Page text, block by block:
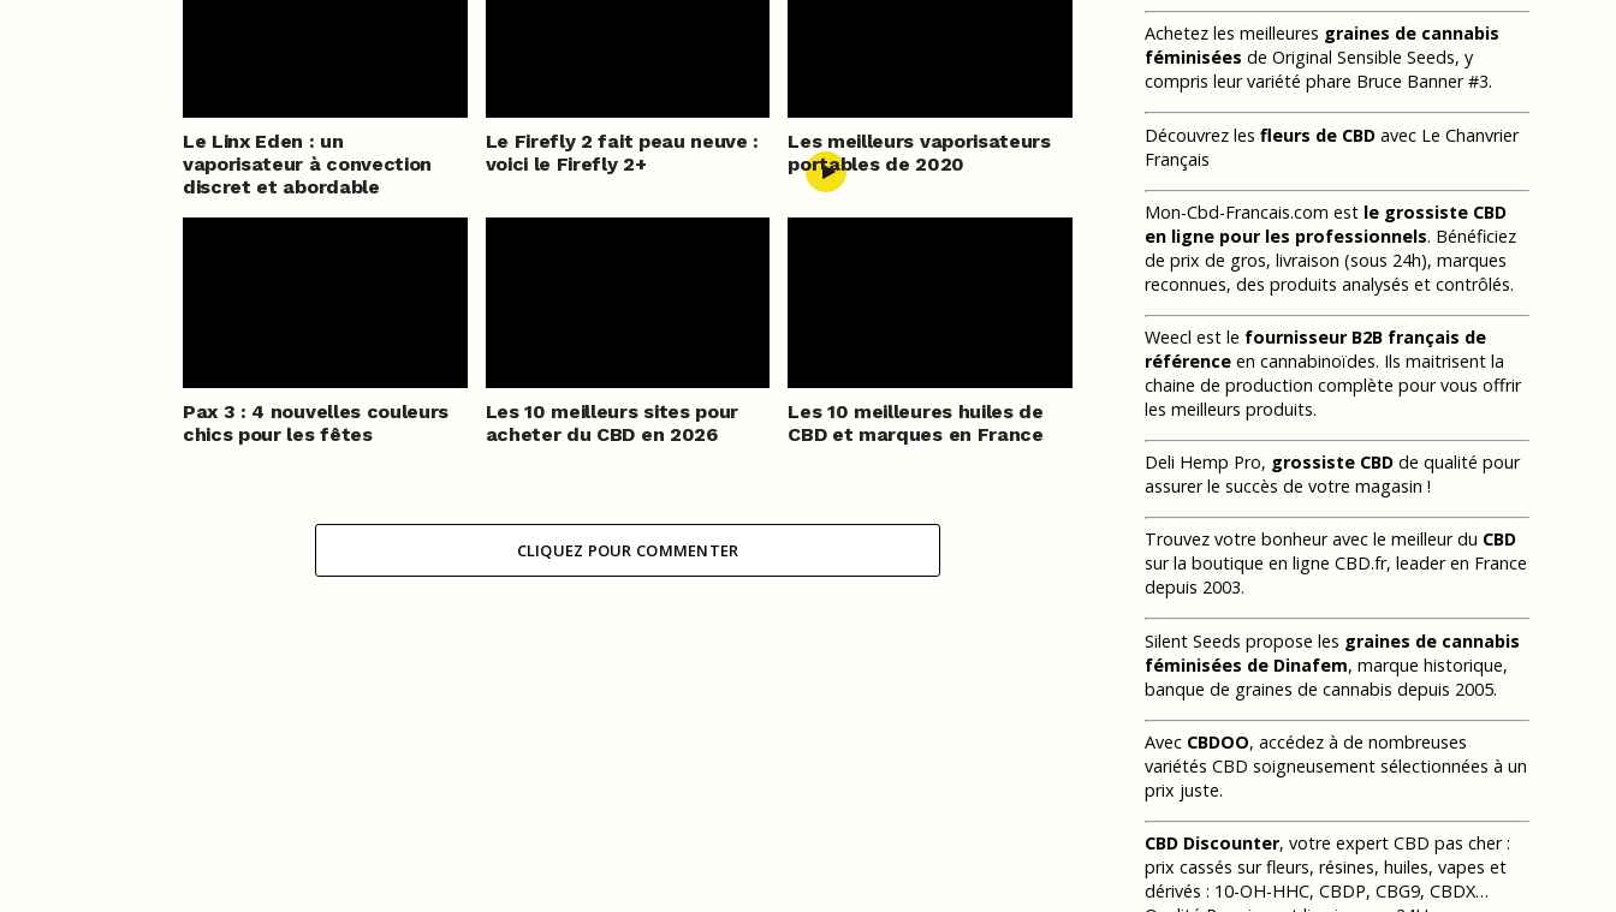
Le Linx Eden : un
vaporisateur à convection
discret et abordable
Le Firefly 2 fait peau neuve :
voici le Firefly 2+
Les meilleurs vaporisateurs
portables de 2020
Pax 3 : 4 nouvelles couleurs
chics pour les fêtes
Les 10 meilleurs sites pour
acheter du CBD en 2026
Les 10 meilleures huiles de
CBD et marques en France
CLIQUEZ POUR COMMENTER
Achetez les meilleures graines de cannabis
féminisées de Original Sensible Seeds, y
compris leur variété phare Bruce Banner #3.
Découvrez les fleurs de CBD avec Le Chanvrier
Français
Mon-Cbd-Francais.com est le grossiste CBD
en ligne pour les professionnels. Bénéficiez
de prix de gros, livraison (sous 24h), marques
reconnues, des produits analysés et contrôlés.
Weecl est le fournisseur B2B français de
référence en cannabinoïdes. Ils maitrisent la
chaine de production complète pour vous offrir
les meilleurs produits.
Deli Hemp Pro, grossiste CBD de qualité pour
assurer le succès de votre magasin !
Trouvez votre bonheur avec le meilleur du CBD
sur la boutique en ligne CBD.fr, leader en France
depuis 2003.
Silent Seeds propose les graines de cannabis
féminisées de Dinafem, marque historique,
banque de graines de cannabis depuis 2005.
Avec CBDOO, accédez à de nombreuses
variétés CBD soigneusement sélectionnées à un
prix juste.
CBD Discounter, votre expert CBD pas cher :
prix cassés sur fleurs, résines, huiles, vapes et
dérivés : 10-OH-HHC, CBDP, CBG9, CBDX…